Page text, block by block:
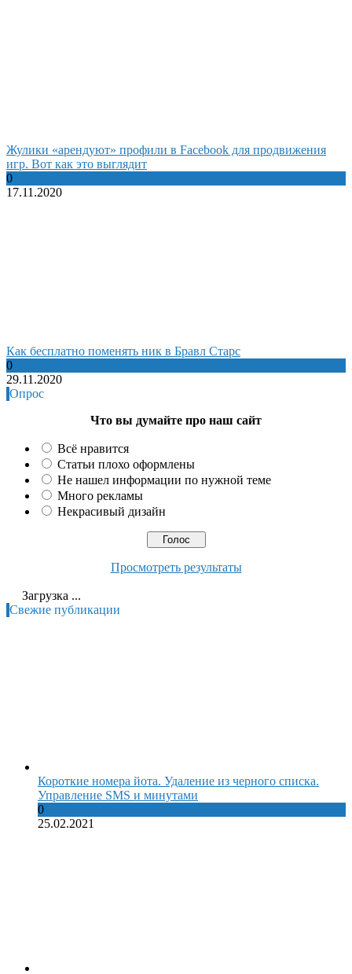
Жулики «арендуют» профили в Facebook для продвижения
игр. Вот как это выглядит
0
17.11.2020
Как бесплатно поменять ник в Бравл Старс
0
29.11.2020
Опрос
Что вы думайте про наш сайт
Всё нравится
Статьи плохо оформлены
Не нашел информации по нужной теме
Много рекламы
Некрасивый дизайн
Просмотреть результаты
Загрузка ...
Свежие публикации
Короткие номера йота. Удаление из черного списка.
Управление SMS и минутами
0
25.02.2021